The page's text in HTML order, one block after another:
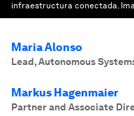
infraestructura conectada.
Maria Alonso
Lead, Autonomous
Markus Hagenmaier
Partner and Associate